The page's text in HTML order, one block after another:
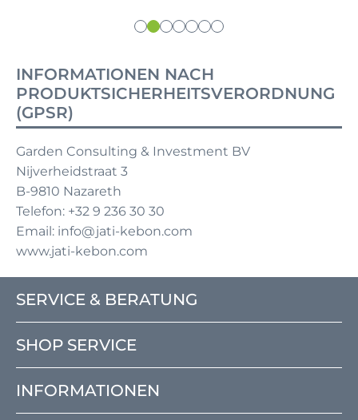
INFORMATIONEN NACH
PRODUKTSICHERHEITSVERORDNUNG
(GPSR)
Garden Consulting & Investment BV
Nijverheidstraat 3
B-9810 Nazareth
Telefon: +32 9 236 30 30
Email: info@jati-kebon.com
www.jati-kebon.com
SERVICE & BERATUNG
SHOP SERVICE
INFORMATIONEN